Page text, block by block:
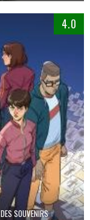
4.0
SOUVENIRS